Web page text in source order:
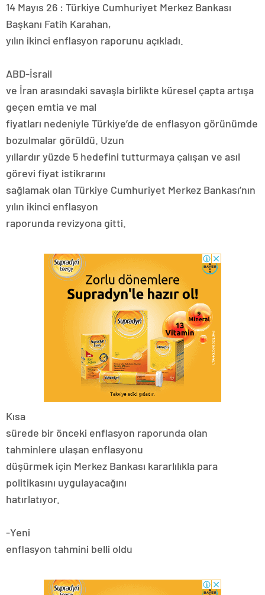
14 Mayıs 26 : Türkiye Cumhuriyet Merkez Bankası
Başkanı Fatih Karahan,
yılın ikinci enflasyon raporunu açıkladı.
ABD-İsrail
ve İran arasındaki savaşla birlikte küresel çapta artışa
geçen emtia ve mal
fiyatları nedeniyle Türkiye’de de enflasyon görünümde
bozulmalar görüldü. Uzun
yıllardır yüzde 5 hedefini tutturmaya çalışan ve asıl
görevi fiyat istikrarını
sağlamak olan Türkiye Cumhuriyet Merkez Bankası’nın
yılın ikinci enflasyon
raporunda revizyona gitti.
Kısa
sürede bir önceki enflasyon raporunda olan
tahminlere ulaşan enflasyonu
düşürmek için Merkez Bankası kararlılıkla para
politikasını uygulayacağını
hatırlatıyor.
-Yeni
enflasyon tahmini belli oldu